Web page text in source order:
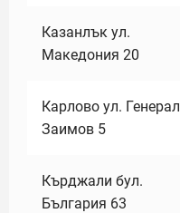
Казанлък ул.
Македония 20
Карлово ул. Генерал
Заимов 5
Кърджали бул.
България 63